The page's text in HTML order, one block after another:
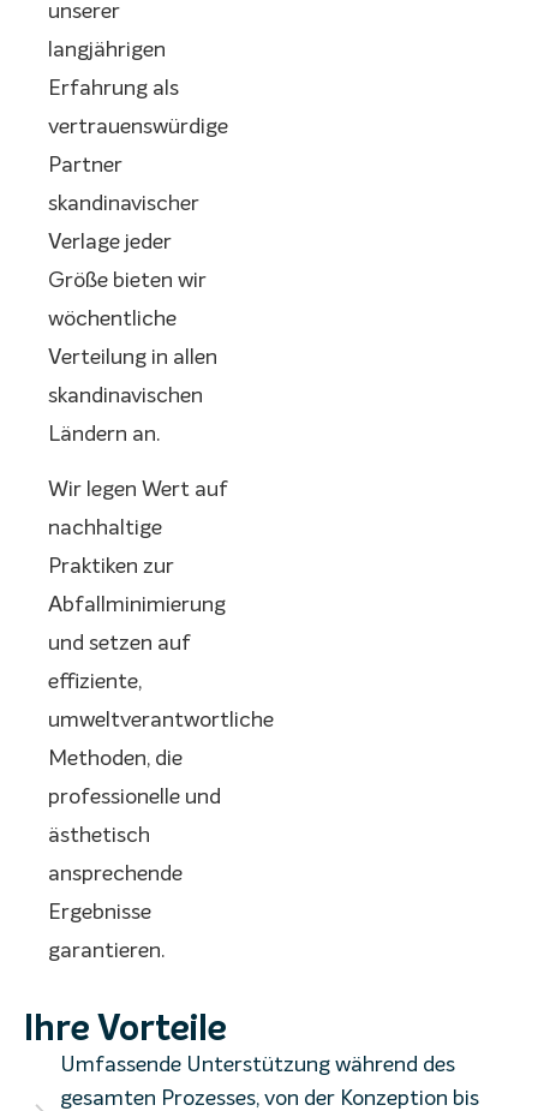
unserer
langjährigen
Erfahrung als
vertrauenswürdige
Partner
skandinavischer
Verlage jeder
Größe bieten wir
wöchentliche
Verteilung in allen
skandinavischen
Ländern an.
Wir legen Wert auf
nachhaltige
Praktiken zur
Abfallminimierung
und setzen auf
effiziente,
umweltverantwortliche
Methoden, die
professionelle und
ästhetisch
ansprechende
Ergebnisse
garantieren.
Ihre Vorteile
Umfassende Unterstützung während des
gesamten Prozesses, von der Konzeption bis